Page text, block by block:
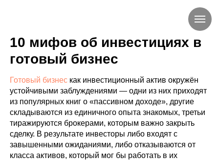
10 мифов об инвестициях в
готовый бизнес
Готовый бизнес как инвестиционный актив окружён
устойчивыми заблуждениями — одни из них приходят
из популярных книг о «пассивном доходе», другие
складываются из единичного опыта знакомых, третьи
тиражируются брокерами, которым важно закрыть
сделку. В результате инвесторы либо входят с
завышенными ожиданиями, либо отказываются от
класса активов, который мог бы работать в их